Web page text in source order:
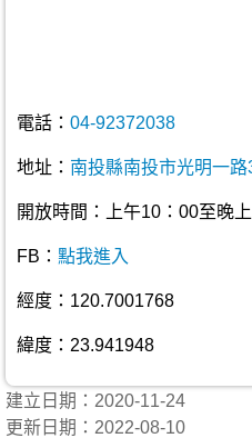
電話： 04-92372038
地址： 南投縣南投市光明一路
開放時間：上午10：00至晚
FB： 點我進入
經度：120.7001768
緯度：23.941948
建立日期：2020-11-24
更新日期：2022-08-10